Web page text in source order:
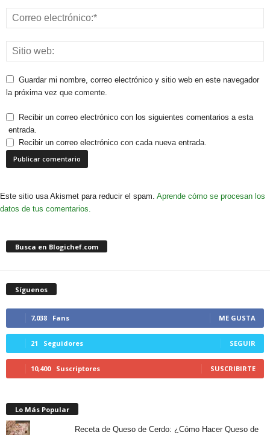
Guardar mi nombre, correo electrónico y sitio web en este navegador
la próxima vez que comente.
Recibir un correo electrónico con los siguientes comentarios a esta
entrada.
Recibir un correo electrónico con cada nueva entrada.
Este sitio usa Akismet para reducir el spam. Aprende cómo se procesan los
datos de tus comentarios.
Busca en Blogichef.com
Síguenos
7,038 Fans ME GUSTA
21 Seguidores SEGUIR
10,400 Suscriptores SUSCRIBIRTE
Lo Más Popular
Receta de Queso de Cerdo: ¿Cómo Hacer Queso de